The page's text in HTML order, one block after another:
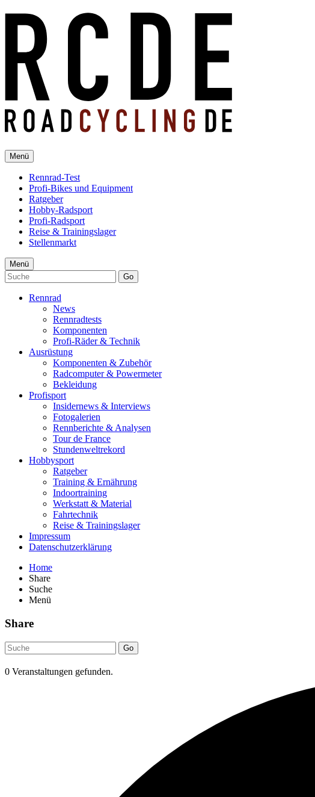
Menü
Rennrad-Test
Profi-Bikes und Equipment
Ratgeber
Hobby-Radsport
Profi-Radsport
Reise & Trainingslager
Stellenmarkt
Menü
Go
Rennrad
News
Rennradtests
Komponenten
Profi-Räder & Technik
Ausrüstung
Komponenten & Zubehör
Radcomputer & Powermeter
Bekleidung
Profisport
Insidernews & Interviews
Fotogalerien
Rennberichte & Analysen
Tour de France
Stundenweltrekord
Hobbysport
Ratgeber
Training & Ernährung
Indoortraining
Werkstatt & Material
Fahrtechnik
Reise & Trainingslager
Impressum
Datenschutzerklärung
Home
Share
Suche
Menü
Share
Go
0 Veranstaltungen gefunden.